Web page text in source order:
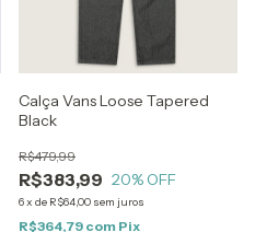
Calça Vans Loose Tapered
Black
R$383,99
R$479,99
20% OFF
6x de R$64,00 sem juros
R$364,79 com Pix